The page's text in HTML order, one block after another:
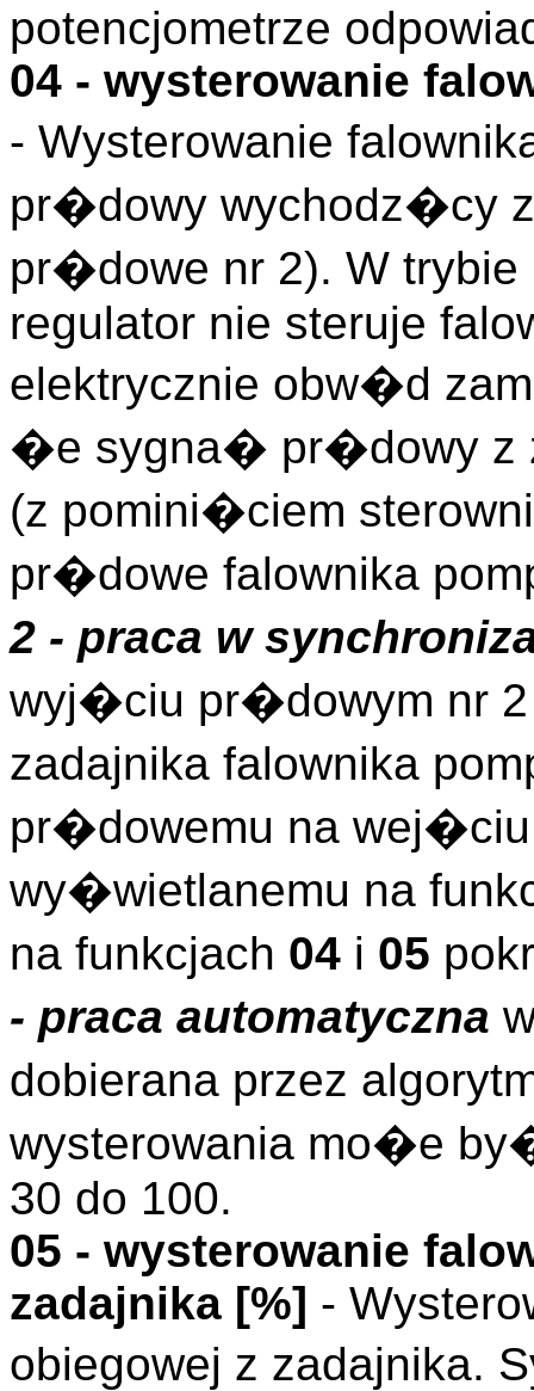
potencjometrze
04 - wysterowanie
- Wysterowanie
pr�dowy wychodz�cy
pr�dowe nr 2). W
regulator nie steruje
elektrycznie obw�d
�e sygna� pr�dowy z
(z pomini�ciem
pr�dowe falownika
2 - praca w
wyj�ciu pr�dowym nr
zadajnika falownika
pr�dowemu na wej�ciu
wy�wietlanemu na
na funkcjach 04 i 05
- praca automatyczna
dobierana przez
wysterowania mo�e
30 do 100.
05 - wysterowanie
zadajnika [%] -
obiegowej z zadajnika.